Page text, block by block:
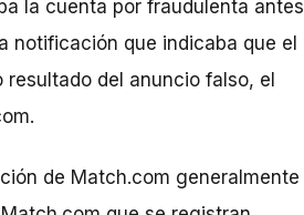
la cuenta por fraudulenta antes
notificación que indicaba que el
resultado del anuncio falso, el
de Match.com generalmente